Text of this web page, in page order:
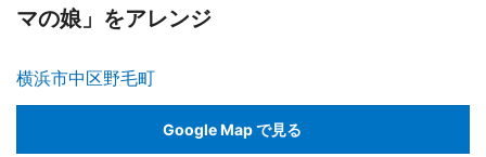
マの娘」をアレンジ
横浜市中区野毛町
Google Map で見る